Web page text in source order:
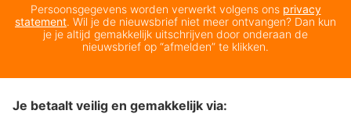
Persoonsgegevens worden verwerkt volgens ons privacy
statement. Wil je de nieuwsbrief niet meer ontvangen? Dan kun
je je altijd gemakkelijk uitschrijven door onderaan de
nieuwsbrief op “afmelden” te klikken.
Je betaalt veilig en gemakkelijk via: